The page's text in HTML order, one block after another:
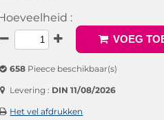
:
VOEG
658 Pieece beschikbaar(s)
Levering : DIN 11/08/2026
Het vel afdrukken